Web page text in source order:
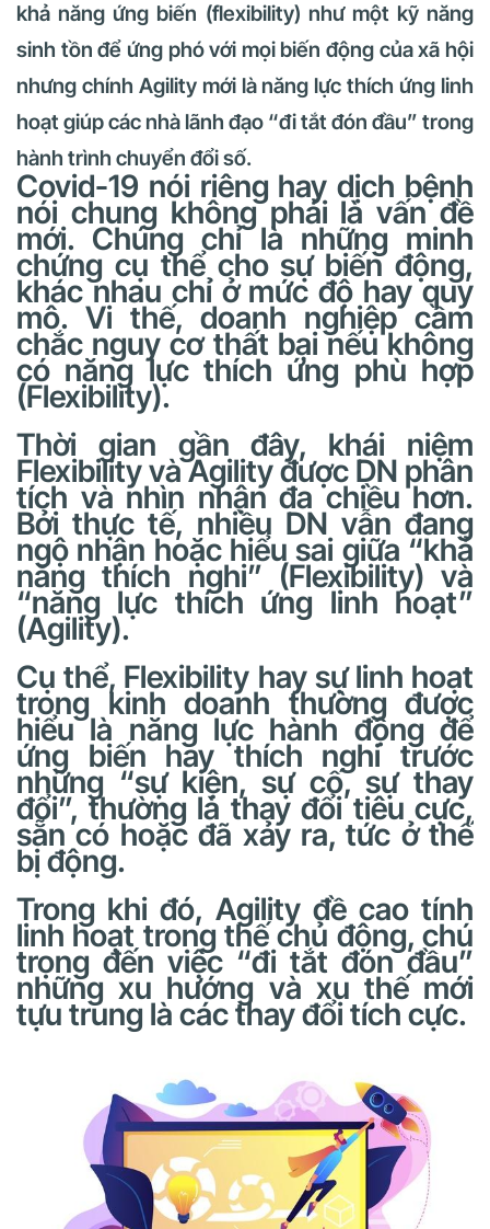
khả năng ứng biến (flexibility) như một kỹ năng
sinh tồn để ứng phó với mọi biến động của xã hội
nhưng chính Agility mới là năng lực thích ứng linh
hoạt giúp các nhà lãnh đạo “đi tắt đón đầu” trong
hành trình chuyển đổi số.
Covid-19 nói riêng hay dịch bệnh
nói chung không phải là vấn đề
mới. Chúng chỉ là những minh
chứng cụ thể cho sự biến động,
khác nhau chỉ ở mức độ hay quy
mô. Vi thế, doanh nghiệp cầm
chắc nguy cơ thất bại nếu không
có năng lực thích ứng phù hợp
(Flexibility).
Thời gian gần đây, khái niệm
Flexibility và Agility được DN phân
tích và nhìn nhận đa chiều hơn.
Bởi thực tế, nhiều DN vẫn đang
ngộ nhận hoặc hiểu sai giữa “khả
năng thích nghi” (Flexibility) và
“năng lực thích ứng linh hoạt”
(Agility).
Cụ thể, Flexibility hay sự linh hoạt
trong kinh doanh thường được
hiểu là năng lực hành động để
ứng biến hay thích nghi trước
những “sự kiện, sự cố, sự thay
đổi”, thường là thay đổi tiêu cực,
sẵn có hoặc đã xảy ra, tức ở thế
bị động.
Trong khi đó, Agility đề cao tính
linh hoạt trong thế chủ động, chú
trọng đến việc “đi tắt đón đầu”
những xu hướng và xu thế mới
tựu trung là các thay đổi tích cực.